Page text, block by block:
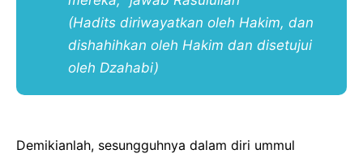
(Hadits diriwayatkan oleh Hakim, dan
dishahihkan oleh Hakim dan disetujui
oleh Dzahabi)
Demikianlah, sesungguhnya dalam diri ummul